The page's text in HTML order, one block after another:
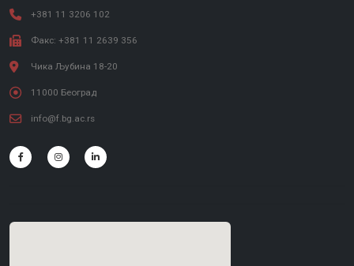
+381 11 3206 102
Факс: +381 11 2639 356
Чика Љубина 18-20
11000 Београд
info@f.bg.ac.rs